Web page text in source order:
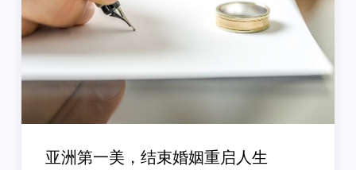
亚洲第一美，结束婚姻重启人生